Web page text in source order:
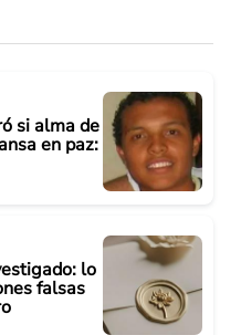
si alma de
en paz:
lo
falsas